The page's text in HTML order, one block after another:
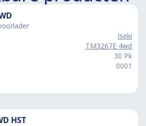
Iseki
TM3267E 4wd
30 Pk
0001
HST